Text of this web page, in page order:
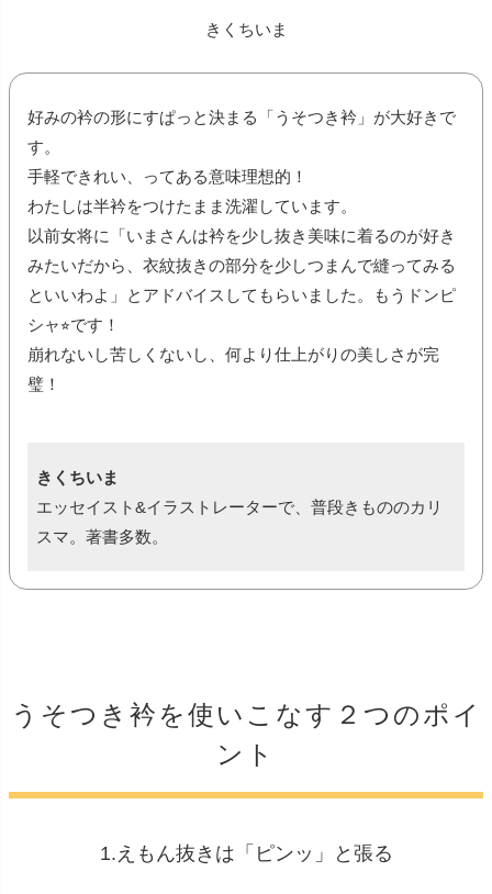
きくちいま
好みの衿の形にすぱっと決まる「うそつき衿」が大好きで
す。
手軽できれい、ってある意味理想的！
わたしは半衿をつけたまま洗濯しています。
以前女将に「いまさんは衿を少し抜き美味に着るのが好き
みたいだから、衣紋抜きの部分を少しつまんで縫ってみる
といいわよ」とアドバイスしてもらいました。もうドンピ
シャ⭐︎です！
崩れないし苦しくないし、何より仕上がりの美しさが完
璧！
きくちいま
エッセイスト&イラストレーターで、普段きもののカリ
スマ。著書多数。
うそつき衿を使いこなす２つのポイ
ント
1.えもん抜きは「ピンッ」と張る